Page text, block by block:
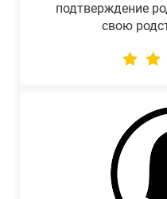
подтверждение
свою